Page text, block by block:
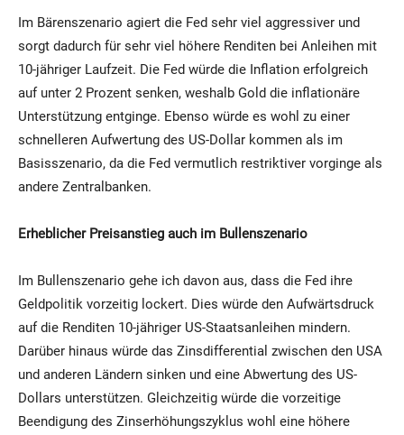
Im Bärenszenario agiert die Fed sehr viel aggressiver und
sorgt dadurch für sehr viel höhere Renditen bei Anleihen mit
10-jähriger Laufzeit. Die Fed würde die Inflation erfolgreich
auf unter 2 Prozent senken, weshalb Gold die inflationäre
Unterstützung entginge. Ebenso würde es wohl zu einer
schnelleren Aufwertung des US-Dollar kommen als im
Basisszenario, da die Fed vermutlich restriktiver vorginge als
andere Zentralbanken.
Erheblicher Preisanstieg auch im Bullenszenario
Im Bullenszenario gehe ich davon aus, dass die Fed ihre
Geldpolitik vorzeitig lockert. Dies würde den Aufwärtsdruck
auf die Renditen 10-jähriger US-Staatsanleihen mindern.
Darüber hinaus würde das Zinsdifferential zwischen den USA
und anderen Ländern sinken und eine Abwertung des US-
Dollars unterstützen. Gleichzeitig würde die vorzeitige
Beendigung des Zinserhöhungszyklus wohl eine höhere